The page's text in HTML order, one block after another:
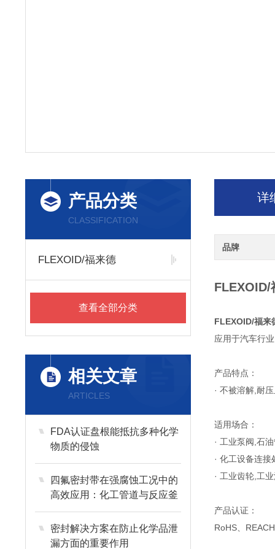
产品分类
CLASSIFICATION
FLEXOID/福来德
查看全部分类
相关文章
ARTICLES
FDA认证盘根能抵抗多种化学
物质的侵蚀
四氟密封带在强腐蚀工况中的
高效应用：化工管道与反应釜
的密封方案
密封解决方案在防止化学品泄
漏方面的重要作用
详
品牌
FLEXOID/
FLEXOID/福来
应用于汽车行
产品特点：
· 不被溶解,耐
适用场合：
· 工业泵阀,石
· 化工设备连接
· 工业齿轮,工
产品认证：
RoHS、REACH